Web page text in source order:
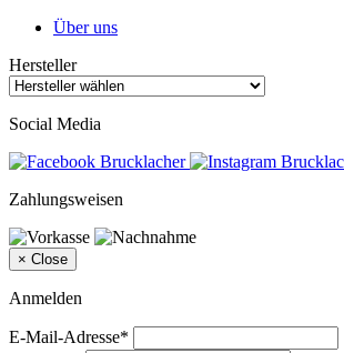
Über uns
Hersteller
Social Media
Zahlungsweisen
× Close
Anmelden
E-Mail-Adresse*